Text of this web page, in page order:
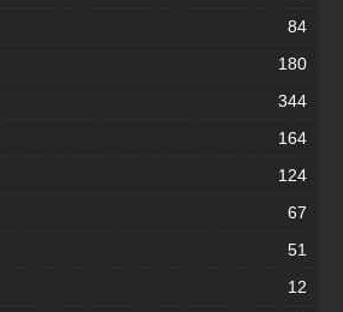
84
180
344
164
124
67
51
12